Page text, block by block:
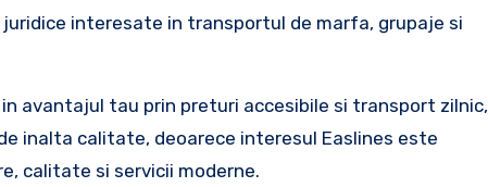
interesate in transportul de marfa, grupaje si
avantajul tau prin preturi accesibile si transport zilnic,
inalta calitate, deoarece interesul Easlines este
calitate si servicii moderne.